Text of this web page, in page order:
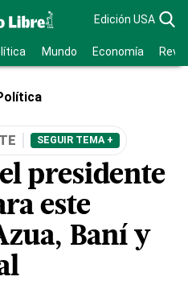
Edición USA
Mundo Economía
SEGUIR TEMA +
presidente
este
Baní y